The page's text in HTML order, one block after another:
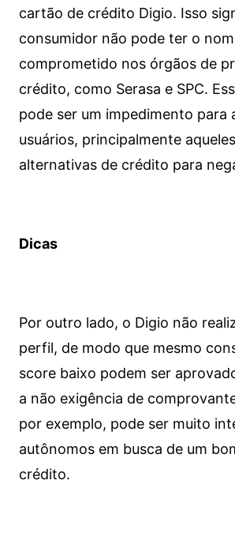
cartão de crédito Digio. Isso
consumidor não pode ter o
comprometido nos órgãos de
crédito, como Serasa e SPC.
pode ser um impedimento para
usuários, principalmente
alternativas de crédito para
Dicas
Por outro lado, o Digio não
perfil, de modo que mesmo
score baixo podem ser
a não exigência de
por exemplo, pode ser muito
autônomos em busca de um
crédito.